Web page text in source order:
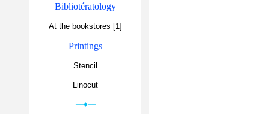
Bibliotératology
At the bookstores [1]
Printings
Stencil
Linocut
—♦—